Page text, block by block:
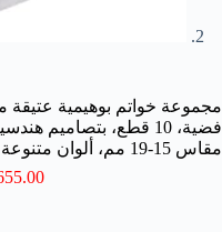
مجموعة خواتم بوهيمية
فضية، 10 قطع، بتصاميم
مقاس 15-19 مم، ألوان متنوعة